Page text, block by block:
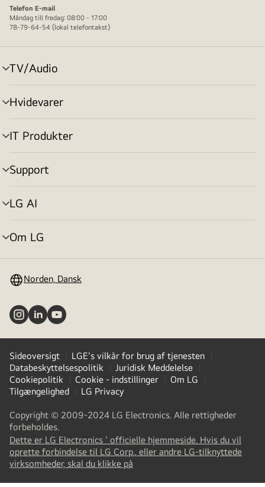
Telefon E-mail
Måndag till fredag: 08:00 - 17:00
78-79-64-54 (lokal telefontakst)
TV/Audio
skift
menu
Hvidevarer
skift
menu
IT Produkter
skift
menu
Support
skift
menu
LG AI
skift
menu
Om LG
skift
Norden, Dansk
Sideoversigt
LGE's vilkår for brug af tjenesten
Databeskyttelsespolitik
Juridisk Meddelelse
Cookiepolitik
Cookie - indstillinger
Om LG
Tilgængelighed
LG Privacy
Copyright © 2009-2024 LG Electronics. Alle rettigheder
forbeholdes.
Dette er LG Electronics ' officielle hjemmeside. Hvis du vil
oprette forbindelse til LG Corp., eller andre LG-tilknyttede
virksomheder, skal du klikke på